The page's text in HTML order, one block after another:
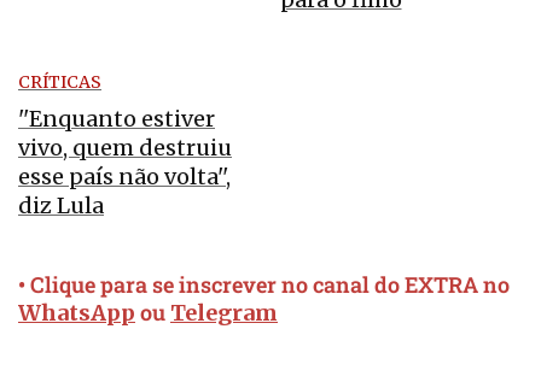
CRÍTICAS
''Enquanto estiver
vivo, quem destruiu
esse país não volta'',
diz Lula
• Clique para se inscrever no canal do EXTRA no
WhatsApp ou Telegram